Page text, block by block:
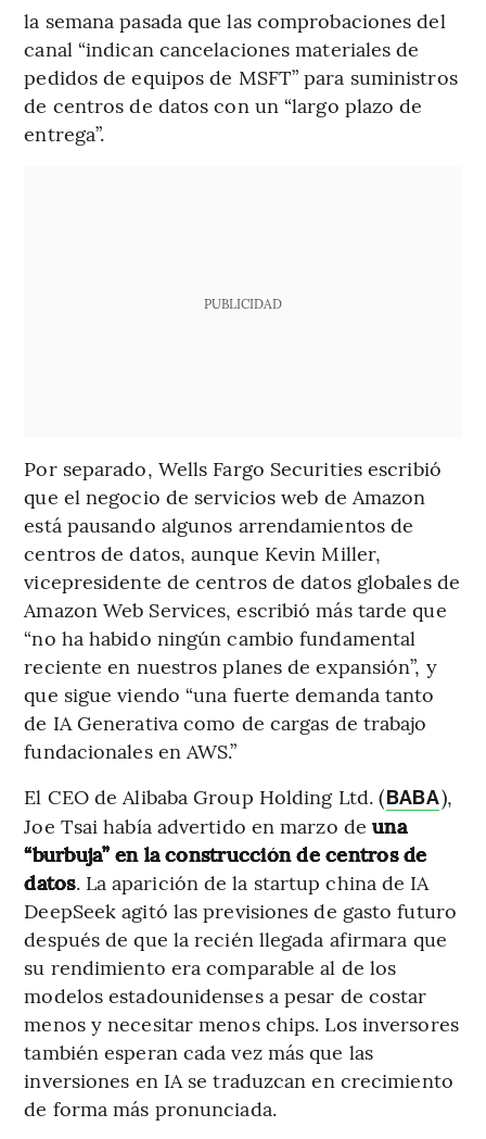
la semana pasada que las comprobaciones del
canal “indican cancelaciones materiales de
pedidos de equipos de MSFT” para suministros
de centros de datos con un “largo plazo de
entrega”.
PUBLICIDAD
Por separado, Wells Fargo Securities escribió
que el negocio de servicios web de Amazon
está pausando algunos arrendamientos de
centros de datos, aunque Kevin Miller,
vicepresidente de centros de datos globales de
Amazon Web Services, escribió más tarde que
“no ha habido ningún cambio fundamental
reciente en nuestros planes de expansión”, y
que sigue viendo “una fuerte demanda tanto
de IA Generativa como de cargas de trabajo
fundacionales en AWS.”
El CEO de Alibaba Group Holding Ltd. (BABA),
Joe Tsai había advertido en marzo deuna
“burbuja” en la construcción de centros de
datos. La aparición de la startup china de IA
DeepSeek agitó las previsiones de gasto futuro
después de que la recién llegada afirmara que
su rendimiento era comparable al de los
modelos estadounidenses a pesar de costar
menos y necesitar menos chips. Los inversores
también esperan cada vez más que las
inversiones en IA se traduzcan en crecimiento
de forma más pronunciada.